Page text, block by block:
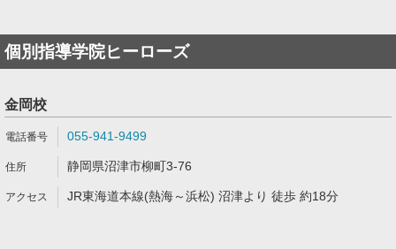
個別指導学院ヒーローズ
金岡校
055-941-9499
静岡県沼津市柳町3-76
JR東海道本線(熱海～浜松) 沼津より 徒歩 約18分